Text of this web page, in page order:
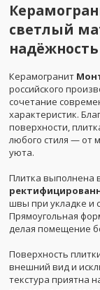
светлый
Керамогранит
российского
сочетание
характеристик.
поверхности,
любого стиля — от
уюта.
Плитка выполнена
швы при укладке и
Прямоугольная
делая помещение
Поверхность
внешний вид и
текстура приятна